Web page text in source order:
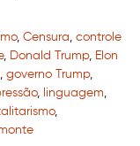
, Censura, controle
, Donald Trump, Elon
, governo Trump,
, linguagem,
,